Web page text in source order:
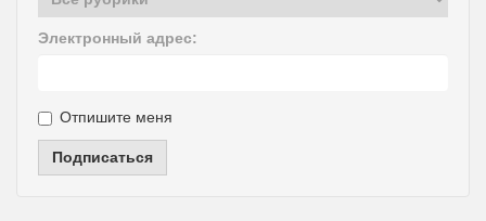
Электронный адрес:
Отпишите меня
Подписаться